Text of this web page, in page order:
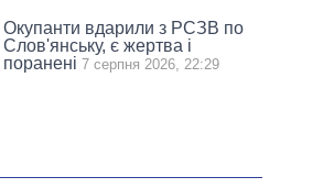
Окупанти вдарили з РСЗВ по
Слов'янську, є жертва і
поранені 7 серпня 2026, 22:29